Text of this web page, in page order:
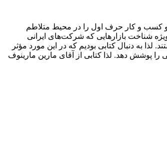
و کسب و ‌کار حرف اول را در محیط متلاطم
شناخت بازارهایی که شرکت‌های ایرانی
به دنبال کتابی بودیم که در این مورد مؤثر
را پوشش دهد. لذا کتابی از آقای مارین مارینوف